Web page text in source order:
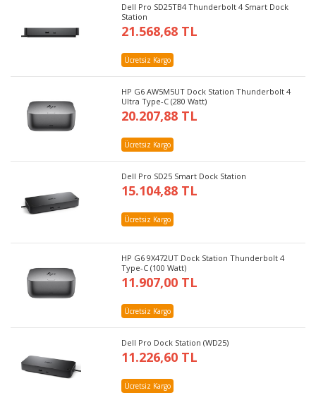
Dell Pro SD25TB4 Thunderbolt 4 Smart Dock
Station
21.568,68 TL
Ücretsiz Kargo
HP G6 AW5M5UT Dock Station Thunderbolt 4
Ultra Type-C (280 Watt)
20.207,88 TL
Ücretsiz Kargo
Dell Pro SD25 Smart Dock Station
15.104,88 TL
Ücretsiz Kargo
HP G6 9X472UT Dock Station Thunderbolt 4
Type-C (100 Watt)
11.907,00 TL
Ücretsiz Kargo
Dell Pro Dock Station (WD25)
11.226,60 TL
Ücretsiz Kargo